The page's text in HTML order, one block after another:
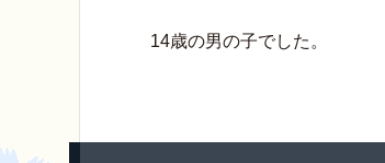
b
k
14歳の男の子でした。